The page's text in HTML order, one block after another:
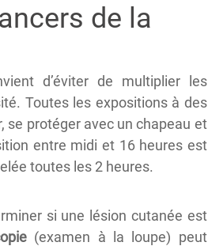
de la
d’éviter de multiplier les
Toutes les expositions à des
se protéger avec un chapeau et
entre midi et 16 heures est
toutes les 2 heures.
si une lésion cutanée est
(examen à la loupe) peut